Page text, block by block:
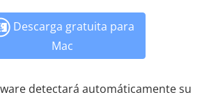
Descarga gratuita para
Mac
detectará automáticamente su